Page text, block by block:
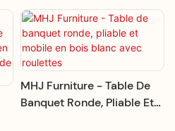
MHJ Furniture - Table De
Banquet Ronde, Pliable Et